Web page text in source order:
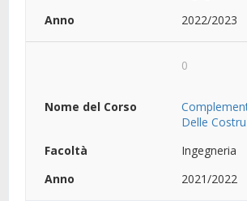
2022/2023
0
Delle
Ingegneria
2021/2022